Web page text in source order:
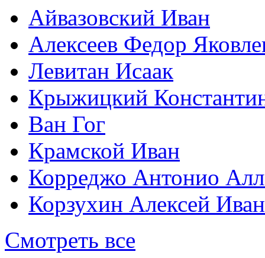
Айвазовский Иван
Алексеев Федор
Левитан Исаак
Крыжицкий
Ван Гог
Крамской Иван
Корреджо Антонио
Корзухин Алексей
Смотреть все